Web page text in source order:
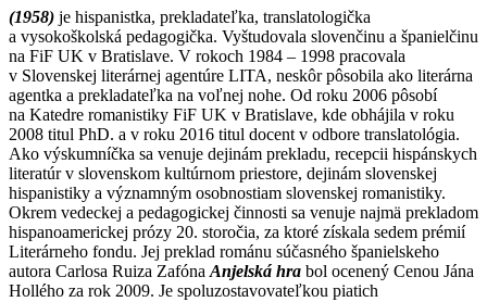
(1958) je hispanistka, prekladateľka, translatologička
a vysokoškolská pedagogička. Vyštudovala slovenčinu a španielčinu
na FiF UK v Bratislave. V rokoch 1984 – 1998 pracovala
v Slovenskej literárnej agentúre LITA, neskôr pôsobila ako literárna
agentka a prekladateľka na voľnej nohe. Od roku 2006 pôsobí
na Katedre romanistiky FiF UK v Bratislave, kde obhájila v roku
2008 titul PhD. a v roku 2016 titul docent v odbore translatológia.
Ako výskumníčka sa venuje dejinám prekladu, recepcii hispánskych
literatúr v slovenskom kultúrnom priestore, dejinám slovenskej
hispanistiky a významným osobnostiam slovenskej romanistiky.
Okrem vedeckej a pedagogickej činnosti sa venuje najmä prekladom
hispanoamerickej prózy 20. storočia, za ktoré získala sedem prémií
Literárneho fondu. Jej preklad románu súčasného španielskeho
autora Carlosa Ruiza Zafóna Anjelská hra bol ocenený Cenou Jána
Hollého za rok 2009. Je spoluzostavovateľkou piatich